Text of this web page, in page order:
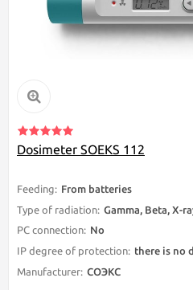
Dosimeter SOEKS 112
Feeding: From batteries
Type of radiation: Gamma, Beta, Х-ray
IP degree of protection:
Manufacturer: СОЭКС
Vendor code: 10252
$76.37